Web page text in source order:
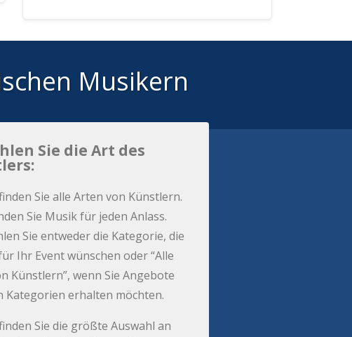
Musikern
Sie die Art des
Sie alle Arten von Künstlern.
Sie Musik für jeden Anlass.
Sie entweder die Kategorie, die
Ihr Event wünschen oder “Alle
Künstlern”, wenn Sie Angebote
Kategorien erhalten möchten.
Sie die größte Auswahl an